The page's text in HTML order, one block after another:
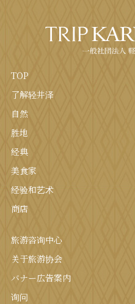
TOP
了解轻井泽
自然
胜地
经典
美食家
经验和艺术
商店
旅游咨询中心
关于旅游协会
バナー広告案内
询问